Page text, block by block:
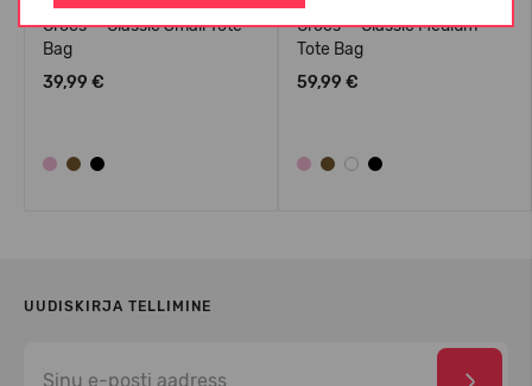
Crocs™ Classic Small Tote
Bag
39,99 €
Crocs™ Classic Medium
Tote Bag
59,99 €
UUDISKIRJA TELLIMINE